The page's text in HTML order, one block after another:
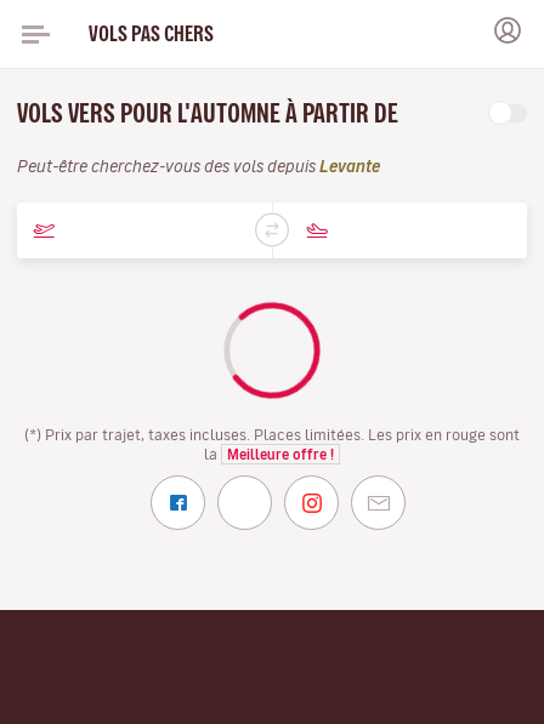
VOLS PAS CHERS
VOLS VERS POUR L'AUTOMNE À PARTIR DE
Peut-être cherchez-vous des vols depuis Levante
(*) Prix par trajet, taxes incluses. Places limitées. Les prix en rouge sont
la
Meilleure offre !